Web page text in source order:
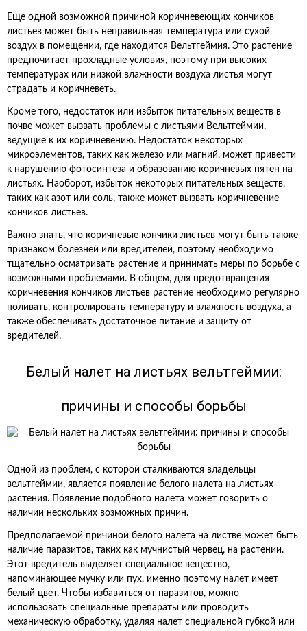
Еще одной возможной причиной коричневеющих кончиков
листьев может быть неправильная температура или сухой
воздух в помещении, где находится Вельтгеймия. Это растение
предпочитает прохладные условия, поэтому при высоких
температурах или низкой влажности воздуха листья могут
страдать и коричневеть.
Кроме того, недостаток или избыток питательных веществ в
почве может вызвать проблемы с листьями Вельтгеймии,
ведущие к их коричневению. Недостаток некоторых
микроэлементов, таких как железо или магний, может привести
к нарушению фотосинтеза и образованию коричневых пятен на
листьях. Наоборот, избыток некоторых питательных веществ,
таких как азот или соль, также может вызвать коричневение
кончиков листьев.
Важно знать, что коричневые кончики листьев могут быть также
признаком болезней или вредителей, поэтому необходимо
тщательно осматривать растение и принимать меры по борьбе с
возможными проблемами. В общем, для предотвращения
коричневения кончиков листьев растение необходимо регулярно
поливать, контролировать температуру и влажность воздуха, а
также обеспечивать достаточное питание и защиту от
вредителей.
Белый налет на листьях вельтгеймии:
причины и способы борьбы
Одной из проблем, с которой сталкиваются владельцы
вельтгеймии, является появление белого налета на листьях
растения. Появление подобного налета может говорить о
наличии нескольких возможных причин.
Предполагаемой причиной белого налета на листве может быть
наличие паразитов, таких как мучнистый червец, на растении.
Этот вредитель выделяет специальное вещество,
напоминающее мучку или пух, именно поэтому налет имеет
белый цвет. Чтобы избавиться от паразитов, можно
использовать специальные препараты или проводить
механическую обработку, удаляя налет специальной губкой или